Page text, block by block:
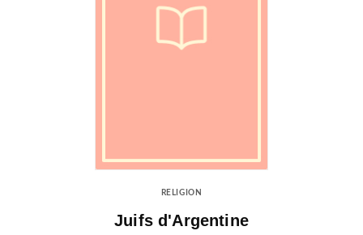
RELIGION
Juifs d'Argentine